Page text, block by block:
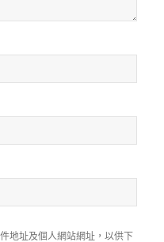
地址及個人網站網址，以供下